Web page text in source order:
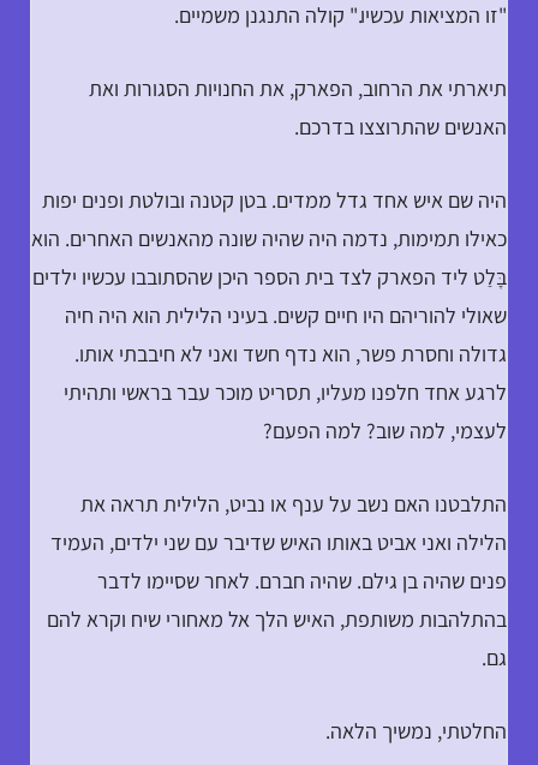
"זו המציאות עכשיו." קולה התנגנן משמיים.
תיארתי את הרחוב, הפארק, את החנויות הסגורות ואת
האנשים שהתרוצצו בדרכם.
היה שם איש אחד גדל ממדים. בטן קטנה ובולטת ופנים יפות
כאילו תמימות, נדמה היה שהיה שונה מהאנשים האחרים. הוא
בָּלַט ליד הפארק לצד בית הספר היכן שהסתובבו עכשיו ילדים
שאולי להוריהם היו חיים קשים. בעיני הלילית הוא היה חיה
גדולה וחסרת פשר, הוא נדף חשד ואני לא חיבבתי אותו.
לרגע אחד חלפנו מעליו, תסריט מוכר עבר בראשי ותהיתי
לעצמי, למה שוב? למה הפעם?
התלבטנו האם נשב על ענף או נביט, הלילית תראה את
הלילה ואני אביט באותו האיש שדיבר עם שני ילדים, העמיד
פנים שהיה בן גילם. שהיה חברם. לאחר שסיימו לדבר
בהתלהבות משותפת, האיש הלך אל מאחורי שיח וקרא להם
גם.
החלטתי, נמשיך הלאה.